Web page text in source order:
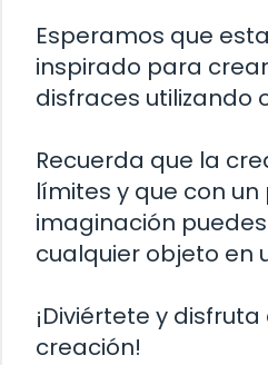
Esperamos que
inspirado para
disfraces utilizando
Recuerda que la
límites y que con un
imaginación
cualquier objeto en
¡Diviértete y
creación!